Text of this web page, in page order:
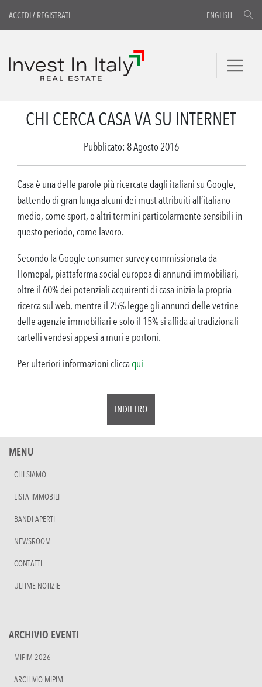
ACCEDI/ REGISTRATI ENGLISH
CHI CERCA CASA VA SU INTERNET
Pubblicato: 8 Agosto 2016
Casa è una delle parole più ricercate dagli italiani su Google,
battendo di gran lunga alcuni dei must attribuiti all’italiano
medio, come sport, o altri termini particolarmente sensibili in
questo periodo, come lavoro.
Secondo la Google consumer survey commissionata da
Homepal, piattaforma social europea di annunci immobiliari,
oltre il 60% dei potenziali acquirenti di casa inizia la propria
ricerca sul web, mentre il 25% legge gli annunci delle vetrine
delle agenzie immobiliari e solo il 15% si affida ai tradizionali
cartelli vendesi appesi a muri e portoni.
Per ulteriori informazioni cliccaqui
INDIETRO
MENU
CHI SIAMO
LISTA IMMOBILI
BANDI APERTI
NEWSROOM
CONTATTI
ULTIME NOTIZIE
ARCHIVIO EVENTI
MIPIM 2026
ARCHIVIO MIPIM